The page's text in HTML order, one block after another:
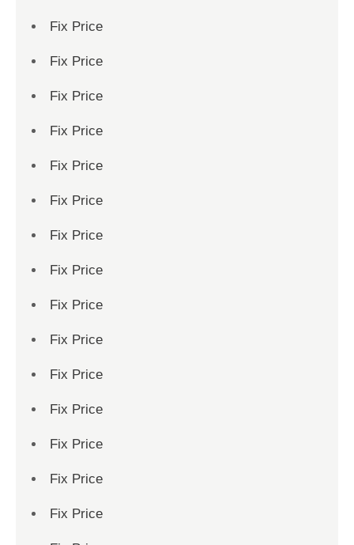
Fix Price
Fix Price
Fix Price
Fix Price
Fix Price
Fix Price
Fix Price
Fix Price
Fix Price
Fix Price
Fix Price
Fix Price
Fix Price
Fix Price
Fix Price